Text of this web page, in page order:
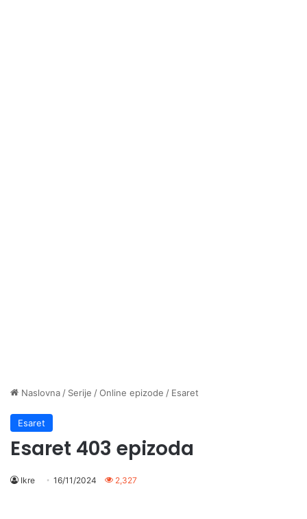
Naslovna / Serije /Online epizode / Esaret
Esaret
Esaret 403 epizoda
Ikre 16/11/2024 2,327